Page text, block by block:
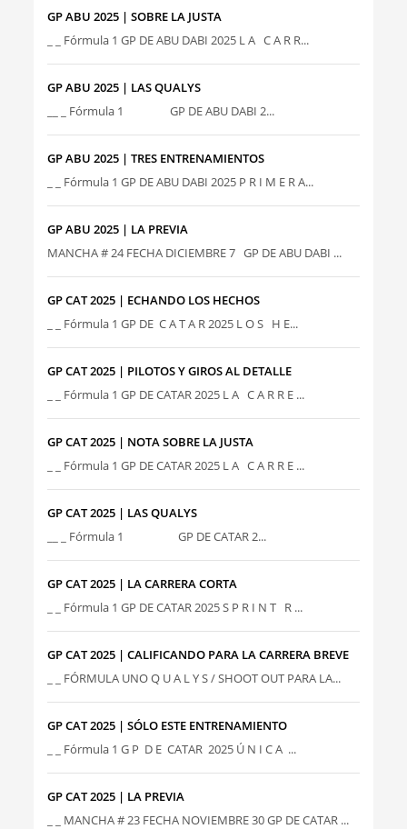
GP ABU 2025 | SOBRE LA JUSTA
_ _ Fórmula 1 GP DE ABU DABI 2025 L A C A R R...
GP ABU 2025 | LAS QUALYS
__ _ Fórmula 1 GP DE ABU DABI 2...
GP ABU 2025 | TRES ENTRENAMIENTOS
_ _ Fórmula 1 GP DE ABU DABI 2025 P R I M E R A...
GP ABU 2025 | LA PREVIA
MANCHA # 24 FECHA DICIEMBRE 7 GP DE ABU DABI ...
GP CAT 2025 | ECHANDO LOS HECHOS
_ _ Fórmula 1 GP DE C A T A R 2025 L O S H E...
GP CAT 2025 | PILOTOS Y GIROS AL DETALLE
_ _ Fórmula 1 GP DE CATAR 2025 L A C A R R E ...
GP CAT 2025 | NOTA SOBRE LA JUSTA
_ _ Fórmula 1 GP DE CATAR 2025 L A C A R R E ...
GP CAT 2025 | LAS QUALYS
__ _ Fórmula 1 GP DE CATAR 2...
GP CAT 2025 | LA CARRERA CORTA
_ _ Fórmula 1 GP DE CATAR 2025 S P R I N T R ...
GP CAT 2025 | CALIFICANDO PARA LA CARRERA BREVE
_ _ FÓRMULA UNO Q U A L Y S / SHOOT OUT PARA LA...
GP CAT 2025 | SÓLO ESTE ENTRENAMIENTO
_ _ Fórmula 1 G P D E CATAR 2025 Ú N I C A ...
GP CAT 2025 | LA PREVIA
_ _ MANCHA # 23 FECHA NOVIEMBRE 30 GP DE CATAR ...